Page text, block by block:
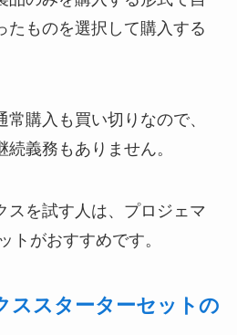
たものを選択して購入する
購入も買い切りなので、
義務もありません。
スを試す人は、プロジェマ
トがおすすめです。
ススターターセットの